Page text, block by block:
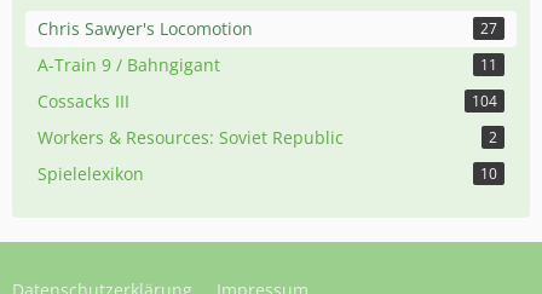
Chris Sawyer's Locomotion 27
A-Train 9 / Bahngigant 11
Cossacks III 104
Workers & Resources: Soviet Republic 2
Spielelexikon 10